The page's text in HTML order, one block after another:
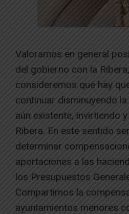
​Valoramos en general
del gobierno con la
consideremos que hay
continuar disminuyendo
aún existente, invirtiendo
Ribera. En este sentido
determinar
aportaciones a las
los Presupuestos
Compartimos la
ayuntamientos menores